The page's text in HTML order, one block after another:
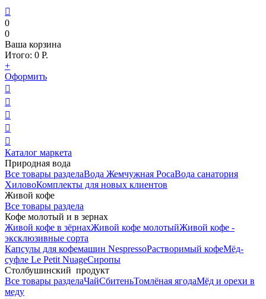

0
0
Ваша корзина
Итого: 0 Р.
+
Оформить





Каталог маркета
Природная вода
Все товары разделаВода Жемчужная РосаВода санатория
ХиловоКомплекты для новых клиентов
Живой кофе
Все товары раздела
Кофе молотый и в зернах
Живой кофе в зёрнахЖивой кофе молотыйЖивой кофе -
эксклюзивные сорта
Капсулы для кофемашин NespressoРастворимый кофеМёд-
суфле Le Petit NuageСиропы
Столбушинский продукт
Все товары разделаЧайСбитеньТомлёная ягодаМёд и орехи в
меду